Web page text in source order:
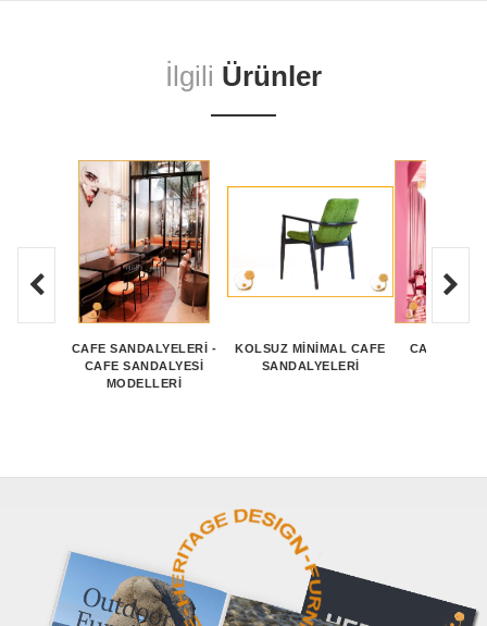
İlgili Ürünler
CAFE SANDALYELERI -
CAFE SANDALYESI
MODELLERI
KOLSUZ MINIMAL CAFE
SANDALYELERI
CAFE